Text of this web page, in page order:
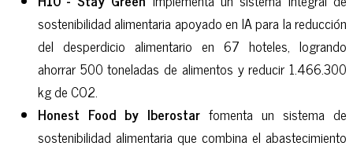
sostenibilidad alimentaria apoyado en IA para la reducción
del desperdicio alimentario en 67 hoteles, logrando
ahorrar 500 toneladas de alimentos y reducir 1.466.300
kg de CO2.
Honest Food by Iberostar fomenta un sistema de
sostenibilidad alimentaria que combina el abastecimiento